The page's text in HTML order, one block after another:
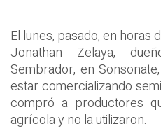
El lunes, pasado, en horas
Jonathan Zelaya,
Sembrador, en
estar comercializando
compró a productores
agrícola y no la utilizaron.